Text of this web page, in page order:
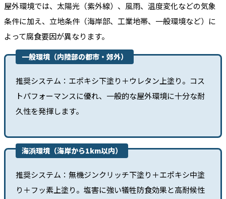
屋外環境では、太陽光（紫外線）、風雨、温度変化などの気象
条件に加え、立地条件（海岸部、工業地帯、一般環境など）に
よって腐食要因が異なります。
一般環境（内陸部の都市・郊外）
推奨システム：エポキシ下塗り＋ウレタン上塗り。コス
トパフォーマンスに優れ、一般的な屋外環境に十分な耐
久性を発揮します。
海浜環境（海岸から1km以内）
推奨システム：無機ジンクリッチ下塗り＋エポキシ中塗
り＋フッ素上塗り。塩害に強い犠牲防食効果と高耐候性